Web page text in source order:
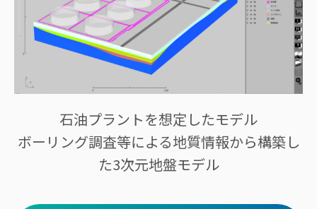
石油プラントを想定したモデル
ボーリング調査等による地質情報から構築し
た3次元地盤モデル